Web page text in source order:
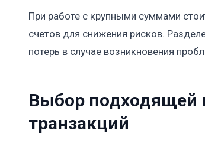
При работе с крупными суммами
счетов для снижения рисков.
потерь в случае возникновения
Выбор подходящей
транзакций